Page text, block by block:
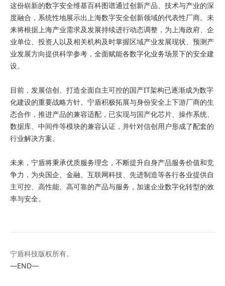
这份崭新的数字安全维基百科图谱通过创新产品、技术与产业的深
度融合，系统性地展示出上海数字安全创新领域的代表性厂商。未
来将根据上海产业需求及发展持续进行动态调整，为上海政府、企
业单位、投资人以及相关机构及时掌握区域产业发展现状、预测产
业发展方向提供科学参考，全面赋能各数字化业务场景下的安全建
设。
目前，发展信创、打造全面自主可控的国产IT架构已逐渐成为数字
化建设的重要战略方针。宁盾积极拓展与身份安全上下游厂商的生
态合作，推进产品的兼容适配，已实现与国产化芯片、操作系统、
数据库、中间件等模块的兼容认证，并针对信创用户形成了配套的
行业解决方案。
未来，宁盾将秉承优质服务理念，不断提升自身产品服务价值和竞
争力，为央国企、金融、互联网科技、先进制造等各行各业提供自
主可控、高性能、高可靠的产品与服务，加速企业数字化转型的效
率与安全。
宁盾科技版权所有。
—END—